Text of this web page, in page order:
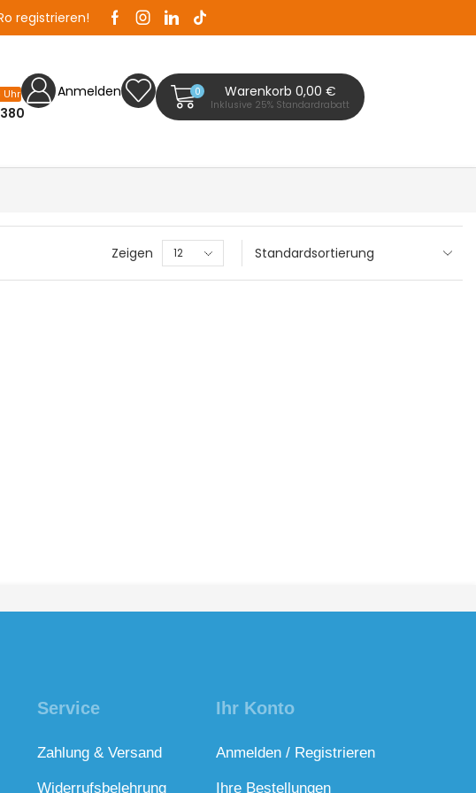
registrieren! Zaunplanet ist Ihr Zaunfachhändler in Bad
Uhr Anmelden 0 Warenkorb 0,00 €
Inklusive 25% Standardrabatt
Zeigen
Service
Zahlung & Versand
Widerrufsbelehrung
Ihr Konto
Anmelden / Registrieren
Ihre Bestellungen